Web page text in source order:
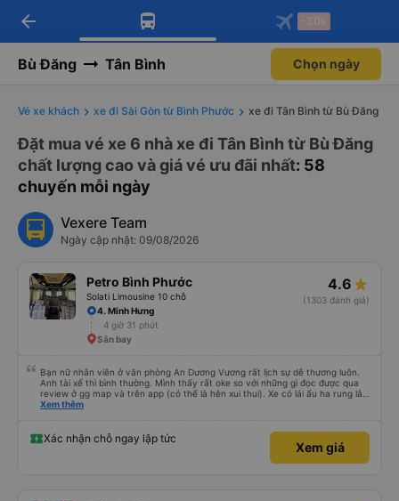
Tải app Vexere ngay!
Nhận ưu đãi thành viên độc
Mở app
Tải app Vexere
-30k/ghế khi đặt vé máy bay qua
Mở app
arrow_back -30k
Bù Đăng Tân Bình Chọn ngày
Vé xe khách xe đi Sài Gòn từ Bình Phước xe đi Tân Bình từ Bù Đăng
Đặt mua vé xe 6 nhà xe đi Tân Bình từ Bù Đăng
chất lượng cao và giá vé ưu đãi nhất: 58
chuyến mỗi ngày
Vexere Team
Ngày cập nhật: 09/08/2026
Petro Bình Phước
Solati Limousine 10 chỗ
4.6
(1303 đánh giá)
4. Minh Hưng
4 giờ 31 phút
Sân bay
Bạn nữ nhân viên ở văn phòng An Dương Vương rất lịch sự dễ thương luôn.
Anh tài xế thì bình thường. Mình thấy rất oke so với những gì đọc được qua
review ở gg map và trên app (có thể là hên xui thui). Xe có lái ẩu ha rung lắc
hay không thì cũng ko rõ tại mình say xe nên ngủ ko à
Xem thêm
Xác nhận chỗ ngay lập tức
Xem giá